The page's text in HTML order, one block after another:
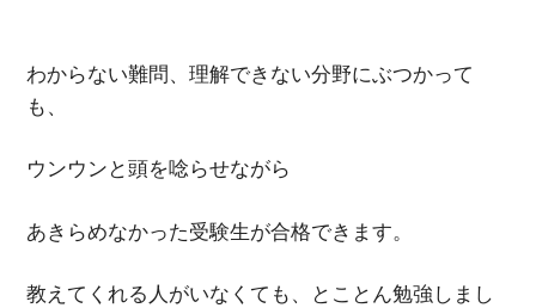
わからない難問、理解できない分野にぶつかって
も、
ウンウンと頭を唸らせながら
あきらめなかった受験生が合格できます。
教えてくれる人がいなくても、とことん勉強しまし